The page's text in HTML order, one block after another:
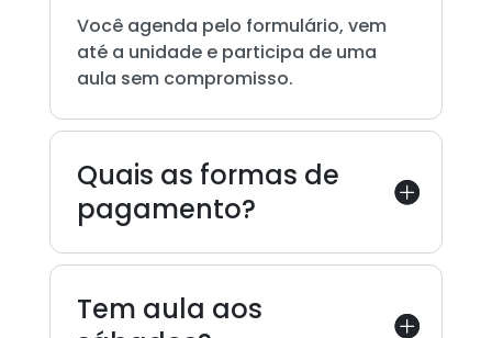
Você agenda pelo formulário, vem
até a unidade e participa de uma
aula sem compromisso.
Quais as formas de
pagamento?
Tem aula aos